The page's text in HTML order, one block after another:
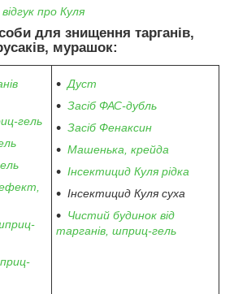
про Куля
для знищення тарганів,
мурашок:
гель
Дуст
Засіб ФАС-дубль
Засіб Фенаксин
Машенька, крейда
Інсектицид Куля рідка
Інсектицид Куля суха
Чистий будинок від
тарганів, шприц-гель